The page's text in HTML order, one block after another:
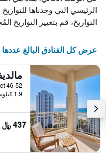
يعرض
متوسط
سعر
عطلة
هذا
الأسبوع
آخر
3
أيام
عدد
الأيام
قبل
المخطط
محور
الذي
يعرض
متوسط
سعر
غرفة
الرئيسي التي وجدناها
التواريخ، قم بتغيير التواريخ
عرض كل الفنادق البالغ عددها 69
1.9 كيلومتر عن وسط المدينة
437 ﷼